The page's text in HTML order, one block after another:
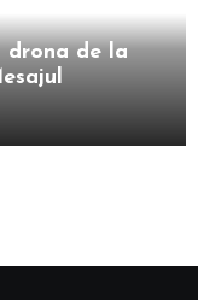
drona de la